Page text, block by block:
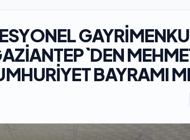
BAYRAMI